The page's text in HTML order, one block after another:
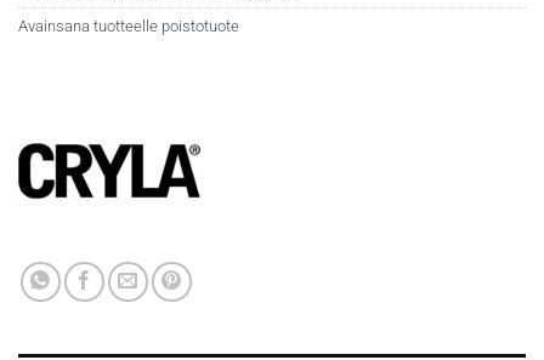
Avainsana tuotteelle poistotuote